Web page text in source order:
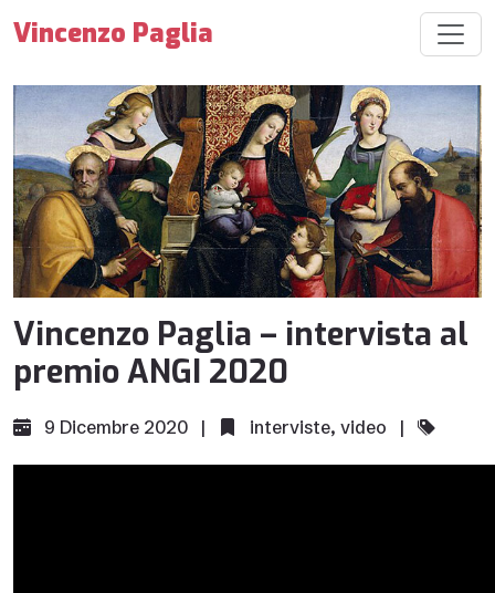
Vincenzo Paglia
Vincenzo Paglia – intervista al
premio ANGI 2020
9 Dicembre 2020 | interviste, video |